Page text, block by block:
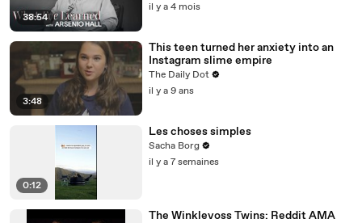
38:54
il y a 4 mois
3:48
This teen turned her anxiety into an
Instagram slime empire
The Daily Dot
il y a 9 ans
0:12
Les choses simples
Sacha Borg
il y a 7 semaines
The Winklevoss Twins: Reddit AMA